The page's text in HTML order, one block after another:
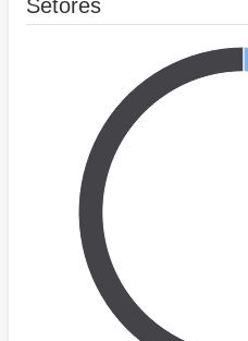
Setores